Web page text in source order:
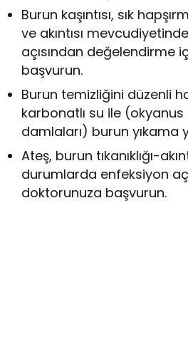
Burun kaşıntısı, sık
ve akıntısı
açısından değelendirme
başvurun.
Burun temizliğini düzenli
karbonatlı su ile
damlaları) burun yıkama
Ateş, burun tıkanıklığı-
durumlarda enfeksiyon
doktorunuza başvurun.